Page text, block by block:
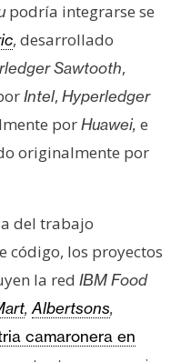
podría integrarse se
, desarrollado
Sawtooth,
Intel, Hyperledger
porHuawei, e
originalmente por
del trabajo
código, los proyectos
la red IBM Food
, Albertsons,
camaronera en